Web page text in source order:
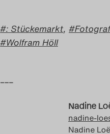
: Stückemarkt,
Wolfram Höll
–––
Nadine
nadine-
Nadine